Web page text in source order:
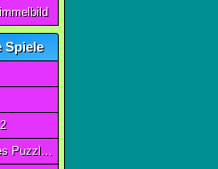
Spiele
Tägliches neues Puzzlespiel